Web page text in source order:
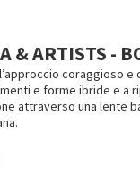
& ARTISTS -
coraggioso e
e forme ibride e a
attraverso una lente